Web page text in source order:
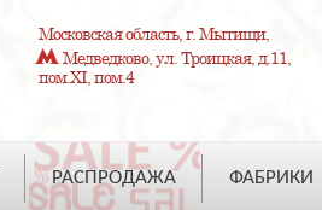
Московская область, г. Мытищи,
Медведково, ул. Троицкая, д.11,
пом.XI, пом.4
РАСПРОДАЖА ФАБРИКИ